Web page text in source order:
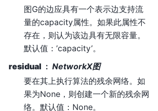
图G的边应具有一个表示边支持流
量的capacity属性。如果此属性不
存在，则认为该边具有无限容量。
默认值：’capacity’。
residual
NetworkX图
要在其上执行算法的残余网络。如
果为None，则创建一个新的残余网
络。默认值：None。